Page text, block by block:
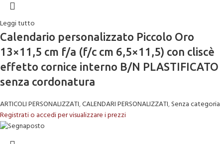
Leggi tutto
Calendario personalizzato Piccolo Oro
13×11,5 cm f/a (f/c cm 6,5×11,5) con cliscè
effetto cornice interno B/N PLASTIFICATO
senza cordonatura
ARTICOLI PERSONALIZZATI,CALENDARI PERSONALIZZATI,Senza categoria
Registrati o accedi per visualizzare i prezzi